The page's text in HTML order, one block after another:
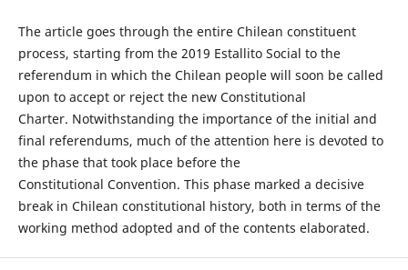
The article goes through the entire Chilean constituent
process, starting from the 2019 Estallito Social to the
referendum in which the Chilean people will soon be called
upon to accept or reject the new Constitutional
Charter. Notwithstanding the importance of the initial and
final referendums, much of the attention here is devoted to
the phase that took place before the
Constitutional Convention. This phase marked a decisive
break in Chilean constitutional history, both in terms of the
working method adopted and of the contents elaborated.